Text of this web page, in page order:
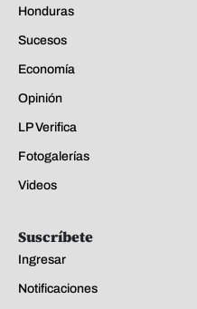
Honduras
Sucesos
Economía
Opinión
LP Verifica
Fotogalerías
Videos
Suscríbete
Ingresar
Notificaciones